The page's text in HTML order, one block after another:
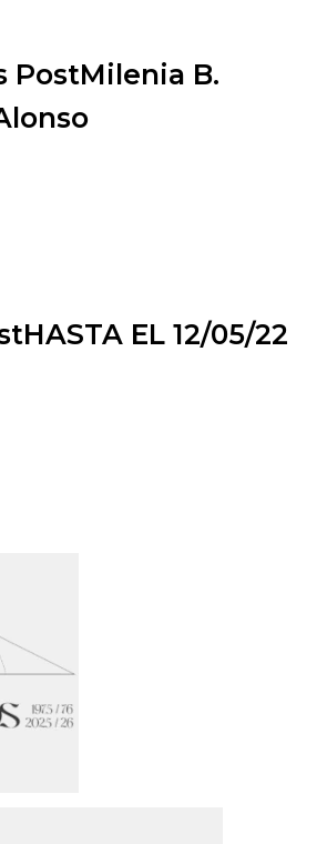
PostMilenia B.
HASTA EL 12/05/22